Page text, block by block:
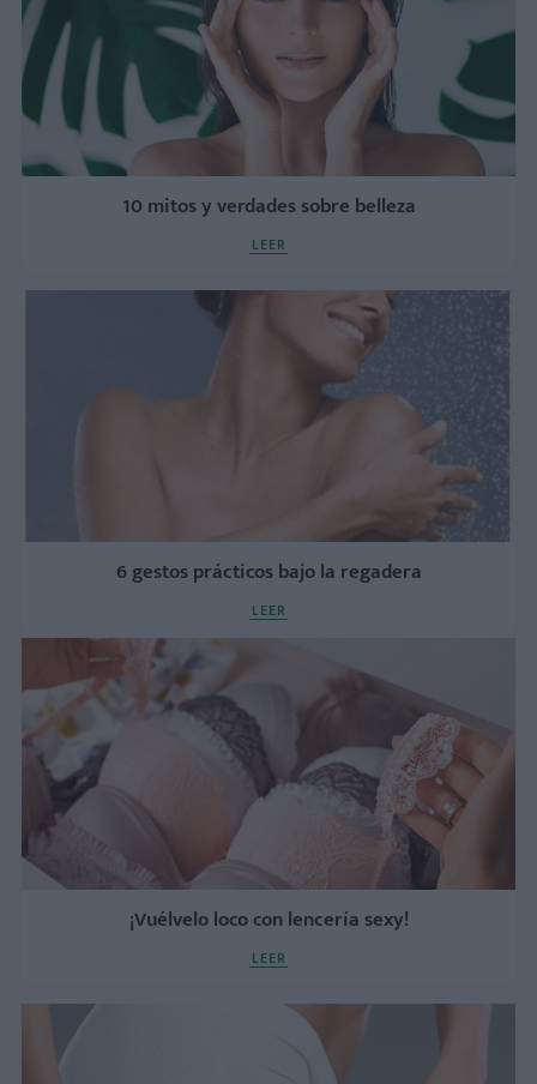
10 mitos y verdades sobre belleza
LEER
6 gestos prácticos bajo la regadera
LEER
¡Vuélvelo loco con lencería sexy!
LEER